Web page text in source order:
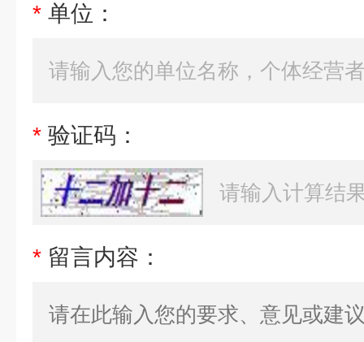
* 单位：
* 验证码：
* 留言内容：